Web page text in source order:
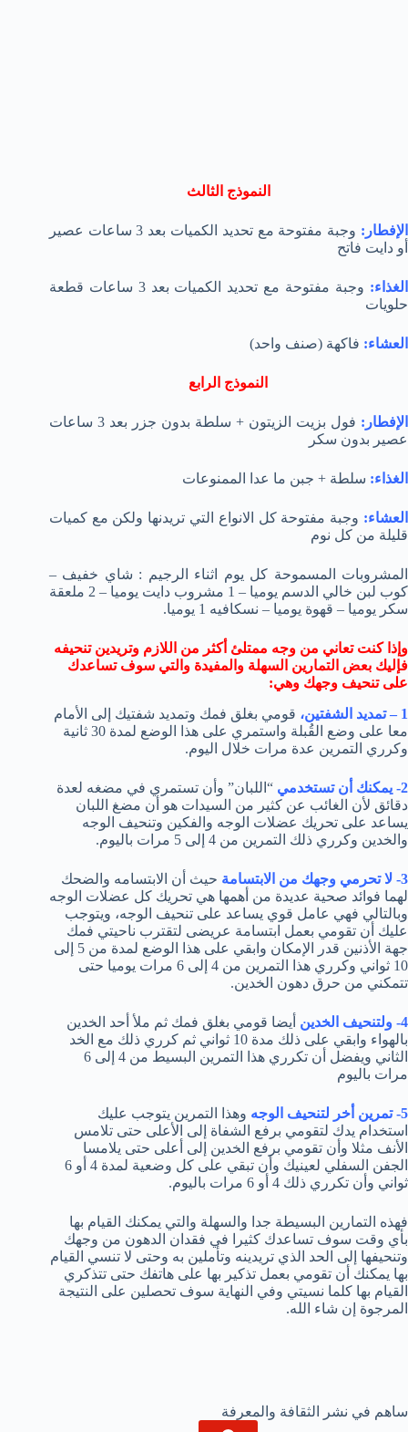
النموذج الثالث
الإفطار:
وجبة مفتوحة مع تحديد الكميات بعد 3 ساعات عصير
أو دايت فاتح
الغذاء:
وجبة مفتوحة مع تحديد الكميات بعد 3 ساعات قطعة
حلويات
العشاء: فاكهة (صنف واحد)
النموذج الرابع
الإفطار:
فول بزيت الزيتون + سلطة بدون جزر بعد 3 ساعات
عصير بدون سكر
الغذاء: سلطة + جبن ما عدا الممنوعات
العشاء: وجبة مفتوحة كل الانواع التي تريدنها ولكن مع كميات
قليلة من كل نوم
المشروبات المسموحة كل يوم اثناء الرجيم : شاي خفيف –
كوب لبن خالي الدسم يوميا – 1 مشروب دايت يوميا – 2 ملعقة
سكر يوميا – قهوة يوميا – نسكافيه 1 يوميا.
وإذا كنت تعاني من وجه ممتلئ أكثر من اللازم وتريدين تنحيفه
فإليك بعض التمارين السهلة والمفيدة والتي سوف تساعدك
على تنحيف وجهك وهي:
1 – تمديد الشفتين،
قومي بغلق فمك وتمديد شفتيك إلى الأمام
معا على وضع القُبلة واستمري على هذا الوضع لمدة 30 ثانية
وكرري التمرين عدة مرات خلال اليوم.
2- يمكنك أن تستخدمي
“اللبان” وأن تستمري في مضغه لعدة
دقائق لأن الغائب عن كثير من السيدات هو أن مضغ اللبان
يساعد على تحريك عضلات الوجه والفكين وتنحيف الوجه
والخدين وكرري ذلك التمرين من 4 إلى 5 مرات باليوم.
3- لا تحرمي وجهك من الابتسامة
حيث أن الابتسامه والضحك
لهما فوائد صحية عديدة من أهمها هي تحريك كل عضلات الوجه
وبالتالي فهي عامل قوي يساعد على تنحيف الوجه، ويتوجب
عليك أن تقومي بعمل ابتسامة عريضى لتقترب ناحيتي فمك
جهة الأذنين قدر الإمكان وابقي على هذا الوضع لمدة من 5 إلى
10 ثواني وكرري هذا التمرين من 4 إلى 6 مرات يوميا حتى
تتمكني من حرق دهون الخدين.
4- ولتنحيف الخدين
أيضا قومي بغلق فمك ثم ملأ أحد الخدين
بالهواء وابقي على ذلك مدة 10 ثواني ثم كرري ذلك مع الخد
الثاني ويفضل أن تكرري هذا التمرين البسيط من 4 إلى 6
مرات باليوم
5- تمرين أخر لتنحيف الوجه
وهذا التمرين يتوجب عليك
استخدام يدك لتقومي برفع الشفاة إلى الأعلى حتى تلامس
الأنف مثلا وأن تقومي برفع الخدين إلى أعلى حتى يلامسا
الجفن السفلي لعينيك وأن تبقي على كل وضعية لمدة 4 أو 6
ثواني وأن تكرري ذلك 4 أو 6 مرات باليوم.
فهذه التمارين البسيطة جدا والسهلة والتي يمكنك القيام بها
بأي وقت سوف تساعدك كثيرا في فقدان الدهون من وجهك
وتنحيفها إلى الحد الذي تريدينه وتأملين به وحتى لا تنسي القيام
بها يمكنك أن تقومي بعمل تذكير بها على هاتفك حتى تتذكري
القيام بها كلما نسيتي وفي النهاية سوف تحصلين على النتيجة
المرجوة إن شاء الله.
ساهم في نشر الثقافة والمعرفة